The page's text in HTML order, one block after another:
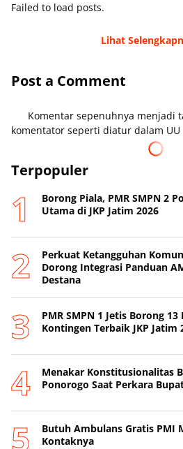
Failed to load posts.
Lihat
Post a Comment
Komentar sepenuhnya menjadi
komentator seperti diatur dalam UU
Terpopuler
Borong Piala, PMR SMPN 2
Utama di JKP Jatim 2026
Perkuat Ketangguhan
Dorong Integrasi Panduan
Destana
PMR SMPN 1 Jetis Borong
Kontingen Terbaik JKP Jatim
Menakar Konstitusionalitas
Ponorogo Saat Perkara
Butuh Ambulans Gratis PMI
Kontaknya